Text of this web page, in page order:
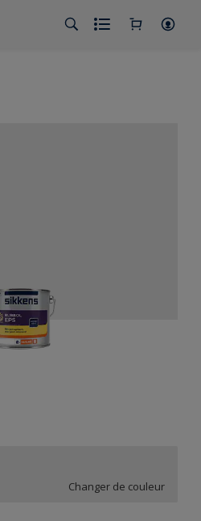
Changer de couleur